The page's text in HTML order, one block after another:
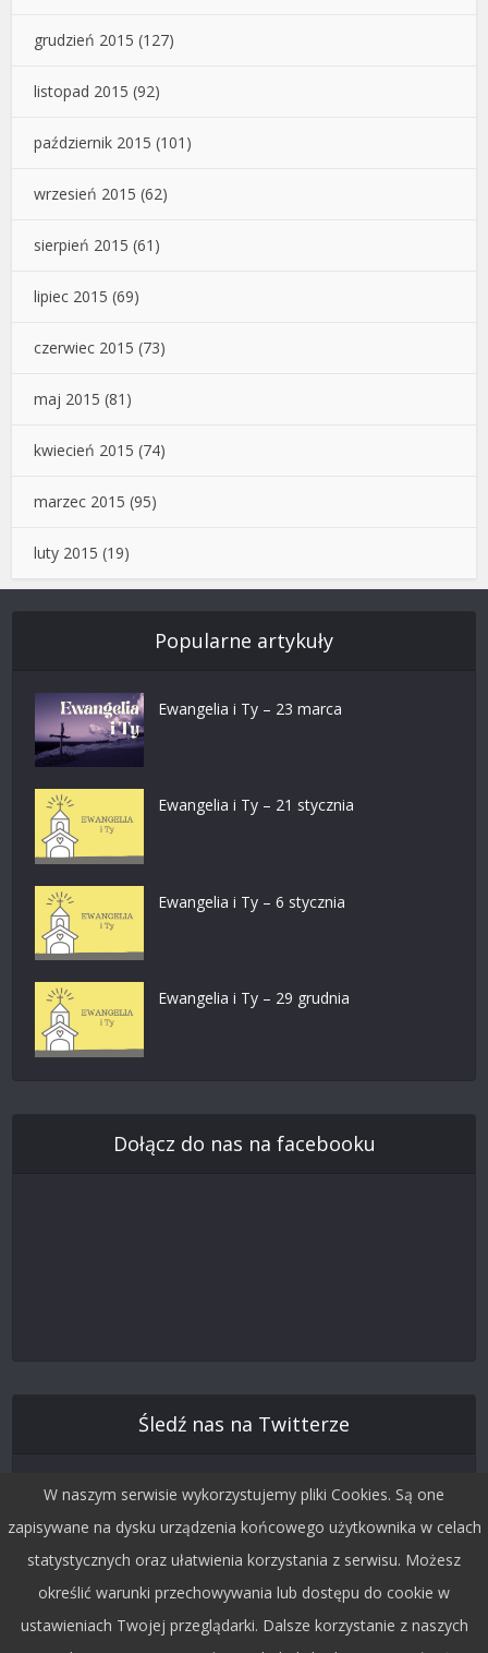
grudzień 2015 (127)
listopad 2015 (92)
październik 2015 (101)
wrzesień 2015 (62)
sierpień 2015 (61)
lipiec 2015 (69)
czerwiec 2015 (73)
maj 2015 (81)
kwiecień 2015 (74)
marzec 2015 (95)
luty 2015 (19)
Popularne artykuły
Ewangelia i Ty – 23 marca
Ewangelia i Ty – 21 stycznia
Ewangelia i Ty – 6 stycznia
Ewangelia i Ty – 29 grudnia
Dołącz do nas na facebooku
Śledź nas na Twitterze
W naszym serwisie wykorzystujemy pliki Cookies. Są one
zapisywane na dysku urządzenia końcowego użytkownika w celach
statystycznych oraz ułatwienia korzystania z serwisu. Możesz
określić warunki przechowywania lub dostępu do cookie w
ustawieniach Twojej przeglądarki. Dalsze korzystanie z naszych